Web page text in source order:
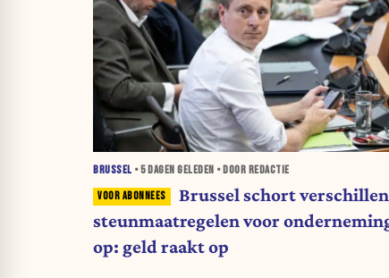
BRUSSEL •5 DAGEN GELEDEN • DOOR REDACTIE
Brussel schort
steunmaatregelen voor
op: geld raakt op